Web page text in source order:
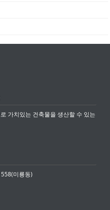
가치있는 건축물을 생산할 수 있는
미룡동)